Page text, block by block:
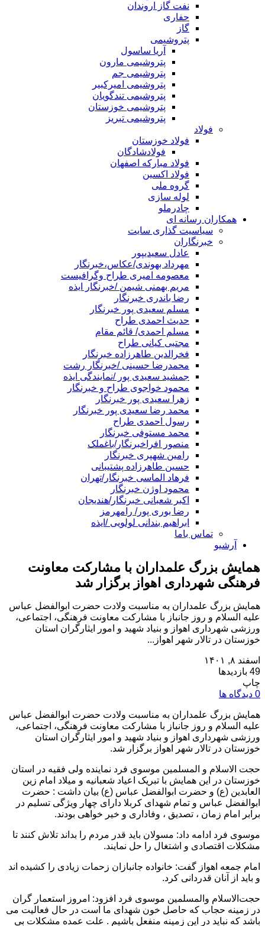
نفت گاز اروندان
حفاری
گاز
پتروشیمی
آریا ساسول
پتروشیمی مارون
پتروشیمی جم
پتروشیمی امیرکبیر
پتروشیمی تندگویان
پتروشیمی خوزستان
پتروشیمی تبریز
فولاد
فولاد خوزستان
فولادشادگان
فولاد مبارکه اصفهان
فولاد اکسین
گروه ملی
لوله سازی
چادرملو
همکاران رسانه ای
سیاسیت گذاری سایت
خبرنگاران
عادل سعیدیپور
مهرداد بهوندی/عکاس،خبرنگار
معصومه امیری طراح وگرافیست
مریم بهمنی شیمن /خبرنگار ایذه
رضا باندری خبرنگار
مسلم سعیدی پور خبرنگار
حدیث احمدی طراح
مسلم احمدی/ قائم مقام
مجتبی کیانی طراح
فخرالدین طاهرزاده خبرنگار
محمدرضا حسینی /خبرنگار رشت
جمشید سعیدی پور /نمایندگی ایذه
محمود خواجوی طراح و خبرنگار
زهرا سعیدی پور خبرنگار
محمد رضا سعیدی پور خبرنگار
رسول احمدی طراح
محمد مستوفی خبرنگار
منصور افراخبرنگار/باغملک
رامین شهپری خبرنگار
حسین طاهرزاده پشتیبانی
فرهاد الماسی خبرنگار/تهران
محمود اوژن خبرنگار
اکبر شعبانی خبرنگار/هندیجان
رضا بوری پور/ رامهرمز
ابراهیم بندانی لولویی /ایذه
تماس باما
آرشیو
همایش بزرگ علمداران با مشارکت معاونت
فرهنگی شهرداری اهواز برگزار شد
همایش بزرگ علمداران به مناسبت ولادت حضرت ابوالفضل عباس
علیه السلام و روز جانباز با مشارکت معاونت فرهنگی، اجتماعی،
ورزشی شهرداری اهواز و بنیاد شهید و امور ایثارگران استان
خوزستان در تالار شهر اهواز...
اسفند ۸, ۱۴۰۱
49 بازدیدها
چاپ
0 دیدگاه ها
همایش بزرگ علمداران به مناسبت ولادت حضرت ابوالفضل عباس
علیه السلام و روز جانباز با مشارکت معاونت فرهنگی، اجتماعی،
ورزشی شهرداری اهواز و بنیاد شهید و امور ایثارگران استان
خوزستان در تالار شهر اهواز برگزار شد.
حجت الاسلام و المسلمین موسوی فرد نماینده ولی فقیه در استان
خوزستان در این همایش با تبریک اعیاد شعبانیه و میلاد امام زین
العابدین (ع) و حضرت ابوالفضل عباس (ع) بیان داشت : حضرت
ابوالفضل عباس و تمام شهدای کربلا دارای چهار ویژگی تسلیم در
برابر امام زمان ، تصدیق ، وفاداری و خیر خواهی بودند.
موسوی فرد ادامه داد: مسولان باید قدر مردم را بداند تلاش کنند تا
مشکلات اقتصادی و اشتغال را حل نمایند.
امام جمعه اهواز گفت: خانواده جانبازان زحمات زیادی را کشیده اند
و باید از آنان قدردانی کرد.
حجت‌الاسلام والمسلمین موسوی فرد افزود: امروز استعمار گران
در زمینه حجاب که حاصل خون شهدای ما است در حال فعالیت می
باشد که نباید در این زمینه منفعل باشیم . علت عمده مشکلات بی